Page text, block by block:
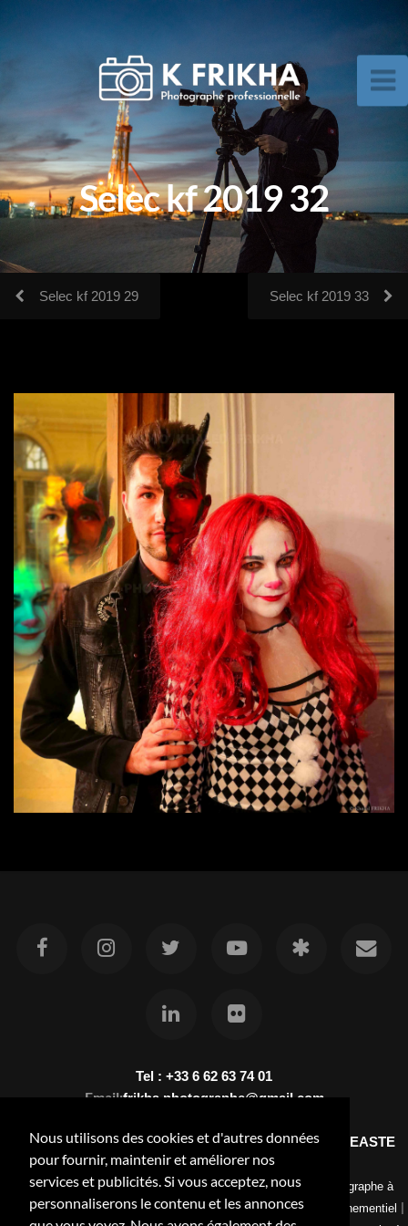
Nous utilisons des cookies et d'autres données
pour fournir, maintenir et améliorer nos
services et publicités. Si vous acceptez, nous
personnaliserons le contenu et les annonces
Selec kf 2019 32
Selec kf 2019 29 Selec kf 2019 33
Tel : +33 6 62 63 74 01
Email:frikha.photographe@gmail.com
kfrikha.com - KHALED FRIKHA PHOTOGRAPHE VIDEASTE
LORRAINE NANCY
Photographe en Lorraine|Photographe à Nancy-Portrait
Photographe à
Nancy-Reportage Mariage|Photographe à Nancy-Reportage événementiel |